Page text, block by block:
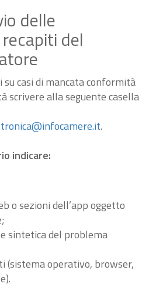
delle
del
casi di mancata conformità
scrivere alla seguente casella
.
indicare:
o sezioni dell’app oggetto
sintetica del problema
operativo, browser,